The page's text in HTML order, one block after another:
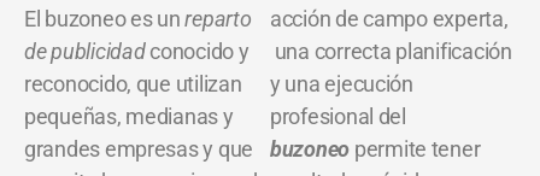
El buzoneo es unreparto
de publicidadconocido y
reconocido, que utilizan
pequeñas, medianas y
grandes empresas y que
acción de campo experta,
una correcta planificación
y una ejecución
profesional del
buzoneo permite tener